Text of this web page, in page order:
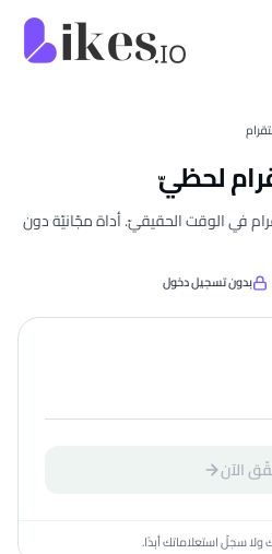
لحظيّ
في الوقت الحقيقيّ. أداة مجّانيّة دون
بدون تسجيل دخول
الآن
ولا سجلّ استعلاماتك أبدًا.